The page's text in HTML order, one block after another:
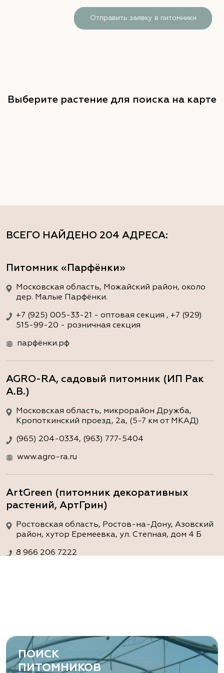
ВСЕГО НАЙДЕНО 204 АДРЕСА:
Питомник «Парфёнки»
Московская область, Можайский район, около
дер. Малые Парфёнки.
+7 (925) 005-33-21 - оптовая секция , +7 (929)
515-99-20 - розничная секция
парфёнки.рф
AGRO-RA, садовый питомник (ИП Рак
А.В.)
Московская область, микрорайон Дружба,
Кропоткинский проезд, 2а, (5-7 км от МКАД)
(965) 204-0334, (963) 777-5404
www.agro-ra.ru
ArtGreen (питомник декоративных
растений, АртГрин)
Ростовская область, Ростов-на-Дону, Азовский
район, хутор Еремеевка, ул. Степная, дом 4 Б
8 966 206 7222
Ростовская область, Ростов-на-Дону,
Левобережная ул, дом № 37
8 966 206 7222
Отправить заявку в питомники
Выберите растение для поиска на карте
ПОИСК
ПИТОМНИКОВ